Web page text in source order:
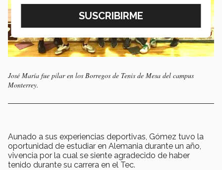
José María fue pilar en los Borregos de Tenis de Mesa del campus
Monterrey.
Aunado a sus experiencias deportivas, Gómez tuvo la
oportunidad de estudiar en Alemania durante un año,
vivencia por la cual se siente agradecido de haber
tenido durante su carrera en el Tec.